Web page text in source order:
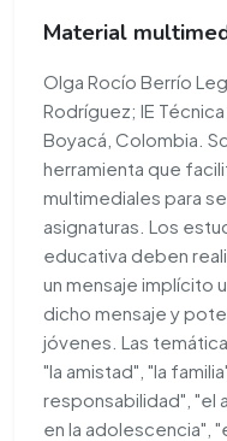
Material
Olga Rocío Berrío
Rodríguez; IE
Boyacá, Colombia.
herramienta que
multimediales para
asignaturas. Los
educativa deben
un mensaje implícito
dicho mensaje y
jóvenes. Las
"la amistad", "la
responsabilidad", "el
en la adolescencia",